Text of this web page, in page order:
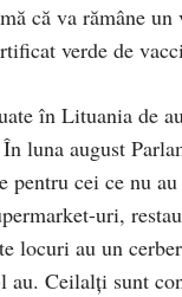
că va rămâne
verde de
în Lituania de
luna august
pentru cei ce nu
uri,
locuri au un
au. Ceilalți sunt